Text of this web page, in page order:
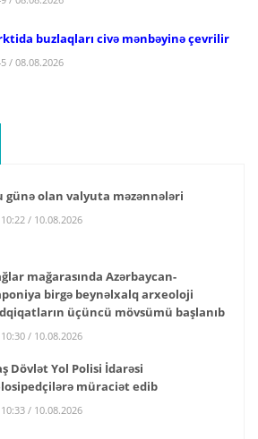
buzlaqları civə mənbəyinə çevrilir
/ 08.08.2026
günə olan valyuta məzənnələri
10:22 / 10.08.2026
mağarasında Azərbaycan-
birgə beynəlxalq arxeoloji
üçüncü mövsümü başlanıb
10:30 / 10.08.2026
Dövlət Yol Polisi İdarəsi
müraciət edib
10:33 / 10.08.2026